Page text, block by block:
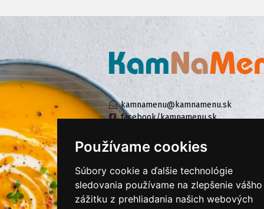
Používame cookies
Súbory cookie a ďalšie technológie
sledovania používame na zlepšenie vášho
zážitku z prehliadania našich webových
kamnamenu@kamnamenu.sk
facebook/kamnamenu.sk
KONTAKTUJTE NÁS